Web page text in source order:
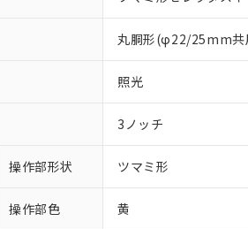
丸胴形(φ22/25mm共
照光
3ノッチ
操作部形状 ツマミ形
操作部色 黄